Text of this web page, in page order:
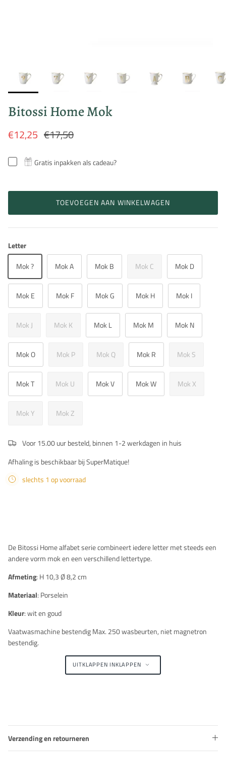
Bitossi Home Mok
€12,25 €17,50
Gratis inpakken als cadeau?
TOEVOEGEN AAN WINKELWAGEN
Letter
Mok ?
Mok A Mok B Mok C Mok D
Mok E Mok F Mok G Mok H Mok I
Mok J Mok K Mok L Mok M Mok N
Mok O Mok P Mok Q Mok R Mok S
Mok T Mok U Mok V Mok W Mok X
Mok Y Mok Z
Voor 15.00 uur besteld, binnen 1-2 werkdagen in huis
Afhaling is beschikbaar bij SuperMatique!
slechts 1 op voorraad
Beschrijving
De Bitossi Home alfabet serie combineert iedere letter met steeds een
andere vorm mok en een verschillend lettertype.
Afmeting: H 10,3 Ø 8,2 cm
Materiaal: Porselein
Kleur: wit en goud
Vaatwasmachine bestendig Max. 250 wasbeurten, niet magnetron
bestendig.
UITKLAPPEN INKLAPPEN
Verzending en retourneren